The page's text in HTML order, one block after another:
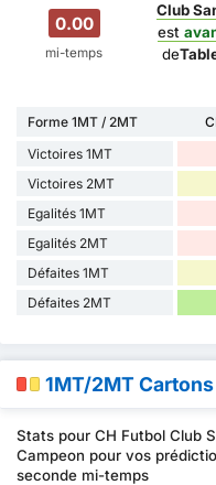
0.00
mi-temps
Club
est
de
Forme 1MT / 2MT
Victoires 1MT
Victoires 2MT
Egalités 1MT
Egalités 2MT
Défaites 1MT
Défaites 2MT
1MT/2MT Cartons
Stats pour CH Futbol Club
Campeon pour vos
seconde mi-temps